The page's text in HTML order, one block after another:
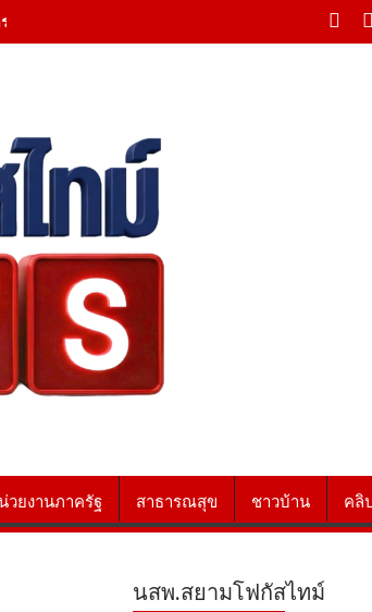
รียนภาคใต้ เร่งบริหารผลผลิตช่วงโค้งสุดท้าย หลั
วยงานภาครัฐ สาธารณสุข ชาวบ้าน คลิ
นสพ.สยามโฟกัสไทม์